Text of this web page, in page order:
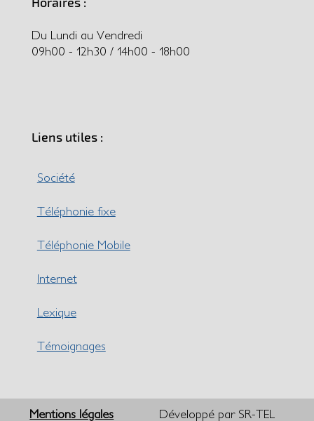
Du Lundi au Vendredi
09h00 - 12h30 / 14h00 - 18h00
Liens utiles :
Société
Téléphonie fixe
Téléphonie Mobile
Internet
Lexique
Témoignages
Mentions légales Développé par SR-TEL